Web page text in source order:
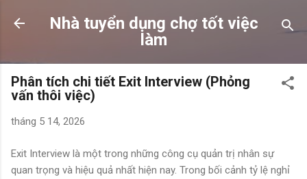
Chuyển đến nội dung chính
Nhà tuyển dụng chợ tốt việc
làm
Phân tích chi tiết Exit Interview (Phỏng
vấn thôi việc)
tháng 5 14, 2026
Exit Interview là một trong những công cụ quản trị nhân sự
quan trọng và hiệu quả nhất hiện nay. Trong bối cảnh tỷ lệ nghỉ